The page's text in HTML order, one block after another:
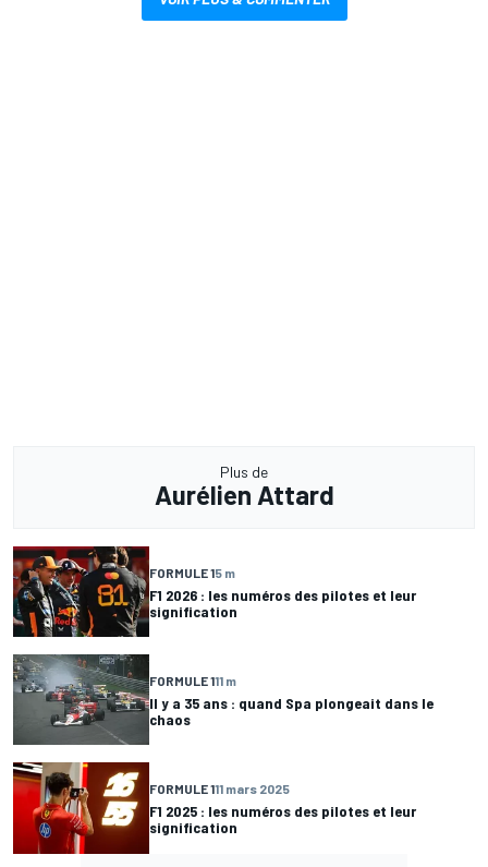
Plus de
Aurélien Attard
FORMULE 15 m
F1 2026 : les numéros des pilotes et leur
signification
FORMULE 111 m
Il y a 35 ans : quand Spa plongeait dans le
chaos
FORMULE 111 mars 2025
F1 2025 : les numéros des pilotes et leur
signification